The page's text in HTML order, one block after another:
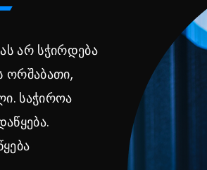
არ სჭირდება
ორშაბათი,
საჭიროა